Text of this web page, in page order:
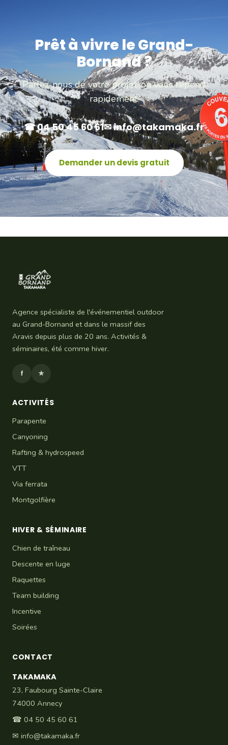
Prêt à vivre le Grand-
Bornand ?
Parlez-nous de votre projet, on vous répond
rapidement.
☎ 04 50 45 60 61✉ info@takamaka.fr
Demander un devis gratuit
Agence spécialiste de l'événementiel outdoor
au Grand-Bornand et dans le massif des
Aravis depuis plus de 20 ans. Activités &
séminaires, été comme hiver.
f ★
ACTIVITÉS
Parapente
Canyoning
Rafting & hydrospeed
VTT
Via ferrata
Montgolfière
HIVER & SÉMINAIRE
Chien de traîneau
Descente en luge
Raquettes
Team building
Incentive
Soirées
CONTACT
TAKAMAKA
23, Faubourg Sainte-Claire
74000 Annecy
☎ 04 50 45 60 61
✉ info@takamaka.fr